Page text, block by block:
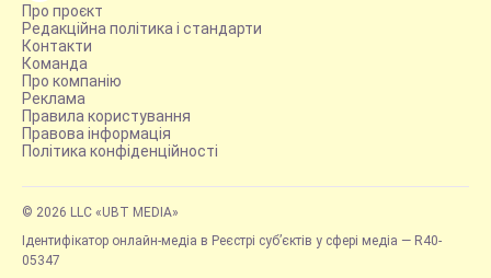
Про проєкт
Редакційна політика і стандарти
Контакти
Команда
Про компанію
Реклама
Правила користування
Правова інформація
Політика конфіденційності
© 2026 LLC «UBT MEDIA»
Ідентифікатор онлайн-медіа в Реєстрі суб’єктів у сфері медіа — R40-
05347